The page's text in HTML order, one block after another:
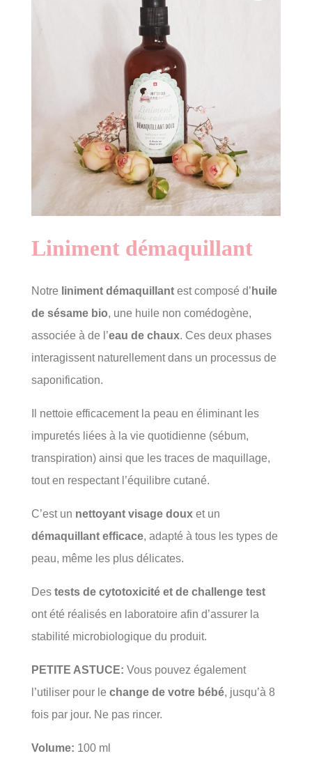
Liniment démaquillant
Notre liniment démaquillantest composé d’ huile
de sésame bio, une huile non comédogène,
associée à de l’eau de chaux. Ces deux phases
interagissent naturellement dans un processus de
saponification.
Il nettoie efficacement la peau en éliminant les
impuretés liées à la vie quotidienne (sébum,
transpiration) ainsi que les traces de maquillage,
tout en respectant l’équilibre cutané.
C’est un nettoyant visage douxet un
démaquillant efficace, adapté à tous les types de
peau, même les plus délicates.
Des tests de cytotoxicité et de challenge test
ont été réalisés en laboratoire afin d’assurer la
stabilité microbiologique du produit.
PETITE ASTUCE: Vous pouvez également
l’utiliser pour le change de votre bébé, jusqu’à 8
fois par jour. Ne pas rincer.
Volume: 100 ml